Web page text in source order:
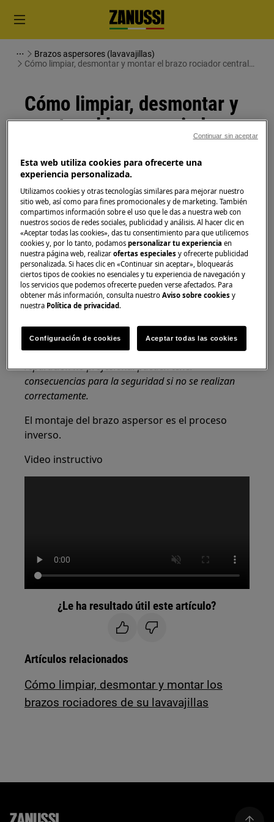
Brazos aspersores (lavavajillas)
Cómo limpiar, desmontar y montar el brazo rociador central
Cómo limpiar, desmontar y
montar el brazo rociador
central de su lavavajillas
Solución
Antes de cualquier operación de mantenimiento,
apague el aparato y desconecte el enchufe de red de
la toma de corriente.
Siempre tenga cuidado al mover electrodomésticos,
para electrodomésticos pesados son necesarias dos
personas para moverlos.
Utilice siempre guantes de seguridad y calzado
cerrado.
Tenga en cuenta que la autoreparación o la
reparación no profesional pueden tener
consecuencias para la seguridad si no se realizan
correctamente.
El montaje del brazo aspersor es el proceso
inverso.
Video instructivo
¿Le ha resultado útil este artículo?
Artículos relacionados
Cómo limpiar, desmontar y montar los
brazos rociadores de su lavavajillas
Esta web utiliza cookies para ofrecerte una
experiencia personalizada.
Utilizamos cookies y otras tecnologías similares para mejorar nuestro
sitio web, así como para fines promocionales y de marketing. También
compartimos información sobre el uso que le das a nuestra web con
nuestros socios de redes sociales, publicidad y análisis. Al hacer clic en
«Aceptar todas las cookies», das tu consentimiento para que utilicemos
cookies y, por lo tanto, podamospersonalizar tu experienciaen
nuestra página web, realizarofertas especiales y ofrecerte publicidad
personalizada. Si haces clic en «Continuar sin aceptar», bloquearás
ciertos tipos de cookies no esenciales y tu experiencia de navegación y
los servicios que podemos ofrecerte pueden verse afectados. Para
obtener más información, consulta nuestroAviso sobre cookies y
nuestra Política de privacidad.
Configuración de cookies Aceptar todas las cookies
Continuar sin aceptar